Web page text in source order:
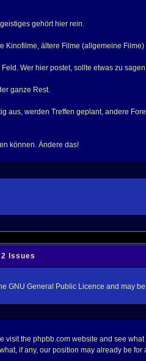
gehört hier rein.
ältere Filme (allgemeine Filme)
Wer hier postet, sollte etwas zu
ganze Rest.
werden Treffen geplant, andere
können. Ändere das!
Issues
GNU General Public Licence and may
the phpbb.com website and see
if any, our position may already be